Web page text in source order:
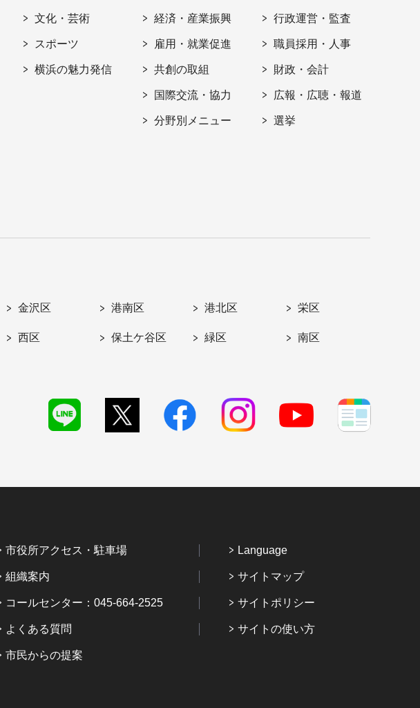
文化・芸術
スポーツ
横浜の魅力発信
経済・産業振興
雇用・就業促進
共創の取組
国際交流・協力
分野別メニュー
行政運営・監査
職員採用・人事
財政・会計
広報・広聴・報道
選挙
金沢区 港南区 港北区 栄区
西区 保土ケ谷区 緑区 南区
市役所アクセス・駐車場
組織案内
コールセンター：045-664-2525
よくある質問
市民からの提案
Language
サイトマップ
サイトポリシー
サイトの使い方